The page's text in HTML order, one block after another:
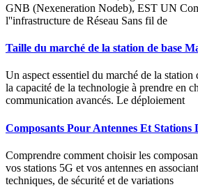
GNB (Nexeneration Nodeb), EST UN
l''infrastructure de Réseau Sans fil de
Taille du marché de la station de base
Un aspect essentiel du marché de la
la capacité de la technologie à prendre en
communication avancés. Le déploiement
Composants Pour Antennes Et Stations
Comprendre comment choisir les
vos stations 5G et vos antennes en
techniques, de sécurité et de variations